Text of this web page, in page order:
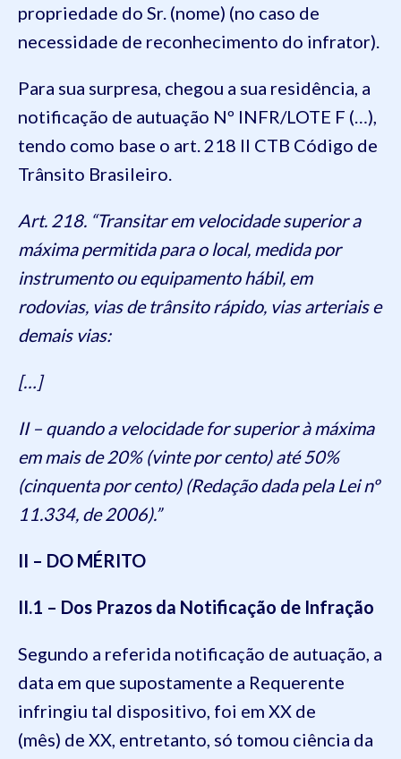
propriedade do Sr. (nome) (no caso de
necessidade de reconhecimento do infrator).
Para sua surpresa, chegou a sua residência, a
notificação de autuação Nº INFR/LOTE F (…),
tendo como base o art. 218 II CTB Código de
Trânsito Brasileiro.
Art. 218. “Transitar em velocidade superior a
máxima permitida para o local, medida por
instrumento ou equipamento hábil, em
rodovias, vias de trânsito rápido, vias arteriais e
demais vias:
[…]
II – quando a velocidade for superior à máxima
em mais de 20% (vinte por cento) até 50%
(cinquenta por cento) (Redação dada pela Lei nº
11.334, de 2006).”
II – DO MÉRITO
II.1 – Dos Prazos da Notificação de Infração
Segundo a referida notificação de autuação, a
data em que supostamente a Requerente
infringiu tal dispositivo, foi em XX de
(mês) de XX, entretanto, só tomou ciência da